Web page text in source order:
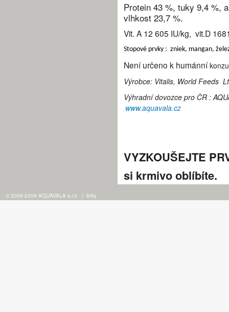
Protein 43 %, tuky 9,4 %,
vlhkost 23,7 %.
Vit. A 12 605 IU/kg, vit.D
Stopové prvky : zniek, mangan,
Není určeno k humánní
Výrobce: Vitalis, World Feeds
Výhradní dovozce pro ČR :
www.aquavala.cz
VYZKOUŠEJTE
si krmivo oblíbíte.
© 2005-2009 AQUAVALA s.r.o. | linky